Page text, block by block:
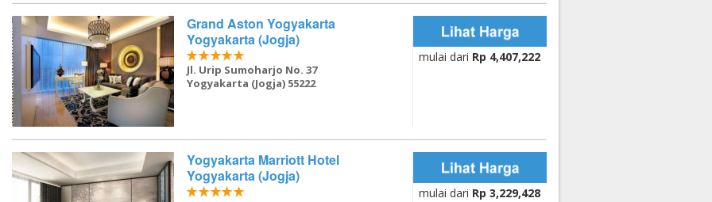
Adisucipto Km 8,7, Yogyakarta. Hotel
memiliki desain elegan dan modern
dikelilingi taman indah serta menawarkan
kamar menginap yang luas dengan lantai
kayu yang memberikan kesan tenang.
Sheraton Mustika Resort & Spa dapat
ditempuh dengan berkendara selama 5
menit dari Bandara Adi Sucipto. Destinasi
Vredeburg, Istana Yogyakarta, Kraton, dsb.
Club level, Lantai club, dan berbagai kamar
dengan akses atau pemandangan khusus.
Anak anak atau remaja yang menginap
dikenakan biaya tambahan sesuai dengan
Grand Aston Yogyakarta
Yogyakarta (Jogja)
Jl. Urip Sumoharjo No. 37
Yogyakarta (Jogja) 55222
mulai dari Rp 4,407,222
Yogyakarta Marriott Hotel
Yogyakarta (Jogja)
mulai dari Rp 3,229,428